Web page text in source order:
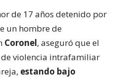
de 17 años detenido por
un hombre de
Coronel, aseguró que el
violencia intrafamiliar
estando bajo